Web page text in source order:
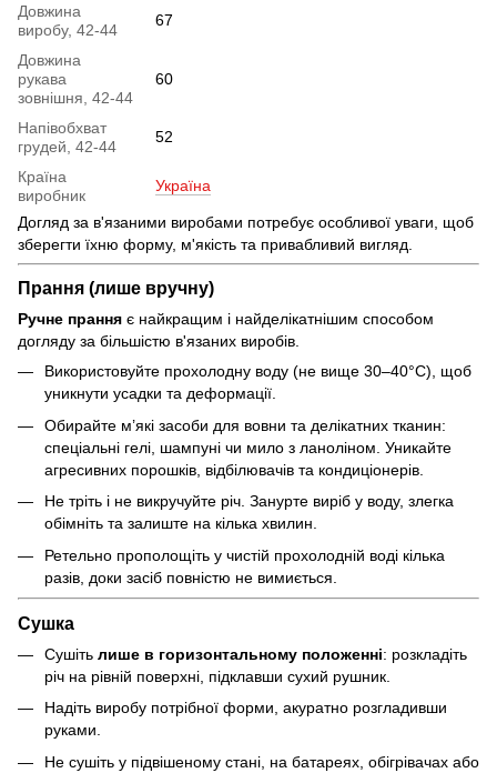
Довжина
виробу, 42-44
67
Довжина
рукава
зовнішня, 42-44
60
Напівобхват
грудей, 42-44
52
Країна
виробник
Україна
Догляд за в'язаними виробами потребує особливої уваги, щоб
зберегти їхню форму, м'якість та привабливий вигляд.
Прання (лише вручну)
Ручне прання є найкращим і найделікатнішим способом
догляду за більшістю в'язаних виробів.
Використовуйте прохолодну воду (не вище 30–40°C), щоб
уникнути усадки та деформації.
Обирайте м’які засоби для вовни та делікатних тканин:
спеціальні гелі, шампуні чи мило з ланоліном. Уникайте
агресивних порошків, відбілювачів та кондиціонерів.
Не тріть і не викручуйте річ. Занурте виріб у воду, злегка
обімніть та залиште на кілька хвилин.
Ретельно прополощіть у чистій прохолодній воді кілька
разів, доки засіб повністю не вимиється.
Сушка
Сушіть лише в горизонтальному положенні: розкладіть
річ на рівній поверхні, підклавши сухий рушник.
Надіть виробу потрібної форми, акуратно розгладивши
руками.
Не сушіть у підвішеному стані, на батареях, обігрівачах або